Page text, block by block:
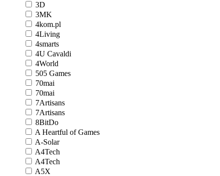
3D
3MK
4kom.pl
4Living
4smarts
4U Cavaldi
4World
505 Games
70mai
70mai
7Artisans
7Artisans
8BitDo
A Heartful of Games
A-Solar
A4Tech
A4Tech
A5X